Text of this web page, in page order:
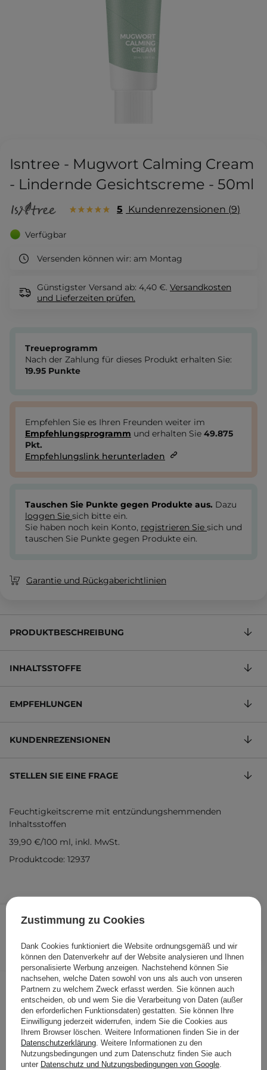
Isntree - Mugwort Calming Cream
- Lindernde Gesichtscreme - 50ml
5 Kundenrezensionen 9
Verfügbar
Versenden können wir: am Montag
Günstigster Versand ab: 4,40 €. Versandkosten
und Lieferzeiten prüfen.
19,95 €
Treueprogramm
Nach der Zahlung für dieses Produkt erhalten Sie:
19.95 Punkte
Empfehlen Sie es Ihren Freunden weiter im
Empfehlungsprogramm und erhalten Sie 49.875
Pkt.
Empfehlungslink herunterladen
Tauschen Sie Punkte gegen Produkte aus. Dazu
loggen Sie sich bitte ein.
Sie haben noch kein Konto, registrieren Sie sich und
tauschen Sie Punkte gegen Produkte ein.
Garantie und Rückgaberichtlinien
PRODUKTBESCHREIBUNG
INHALTSSTOFFE
EMPFEHLUNGEN
KUNDENREZENSIONEN
STELLEN SIE EINE FRAGE
Feuchtigkeitscreme mit entzündungshemmenden
Inhaltsstoffen
39,90 €/100 ml, inkl. MwSt.
Produktcode: 12937
Folgende Produkte wurden von
anderen Kunden geprüft
Zustimmung zu Cookies
Dank Cookies funktioniert die Website ordnungsgemäß und wir
können den Datenverkehr auf der Website analysieren und Ihnen
personalisierte Werbung anzeigen. Nachstehend können Sie
nachsehen, welche Daten sowohl von uns als auch von unseren
Partnern zu welchem Zweck erfasst werden. Sie können auch
entscheiden, ob und wem Sie die Verarbeitung von Daten (außer
den erforderlichen Funktionsdaten) gestatten. Sie können Ihre
Einwilligung jederzeit widerrufen, indem Sie die Cookies aus
Ihrem Browser löschen. Weitere Informationen finden Sie in der
Datenschutzerklärung . Weitere Informationen zu den
Nutzungsbedingungen und zum Datenschutz finden Sie auch
unter Datenschutz und Nutzungsbedingungen von Google